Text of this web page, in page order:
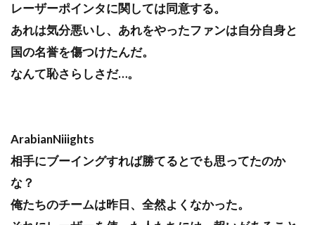
レーザーポインタに関しては同意する。
あれは気分悪いし、あれをやったファンは自分自身と
国の名誉を傷つけたんだ。
なんて恥さらしさだ…。
ArabianNiiights
相手にブーイングすれば勝てるとでも思ってたのか
な？
俺たちのチームは昨日、全然よくなかった。